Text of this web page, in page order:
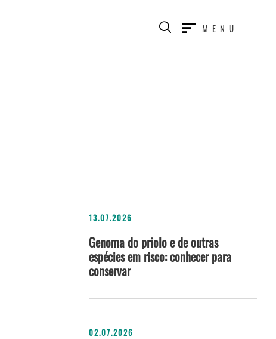
MENU
13.07.2026
Genoma do priolo e de outras
espécies em risco: conhecer para
conservar
02.07.2026